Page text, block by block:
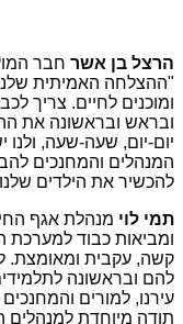
הרצל בן אשר חבר
"ההצלחה האמיתית
ומוכנים לחיים. צריך
ובראש ובראשונה את
יום-יום, שעה-שעה, ולנו
המנהלים והמחנכים
להכשיר את הילדים
תמי לוי מנהלת אגף
ומביאות כבוד למערכת
קשה, עקבית ומאומצת.
להם ובראשונה
עירנו, למורים
תודה מיוחדת